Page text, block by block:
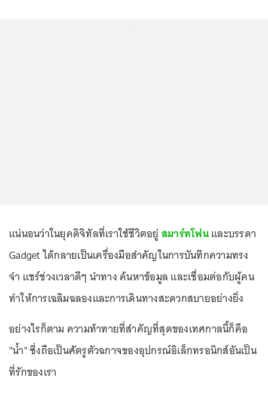
แน่นอนว่าในยุคดิจิทัลที่เราใช้ชีวิตอยู่ สมาร์ทโฟนและบรรดา
Gadget ได้กลายเป็นเครื่องมือสำคัญในการบันทึกความทรง
จำ แชร์ช่วงเวลาดีๆ นำทาง ค้นหาข้อมูล และเชื่อมต่อกับผู้คน
ทำให้การเฉลิมฉลองและการเดินทางสะดวกสบายอย่างยิ่ง
อย่างไรก็ตาม ความท้าทายที่สำคัญที่สุดของเทศกาลนี้ก็คือ
"น้ำ" ซึ่งถือเป็นศัตรูตัวฉกาจของอุปกรณ์อิเล็กทรอนิกส์อันเป็น
ที่รักของเรา